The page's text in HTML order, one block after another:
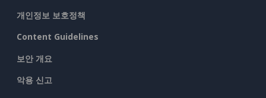
개인정보 보호정책
Content Guidelines
보안 개요
악용 신고